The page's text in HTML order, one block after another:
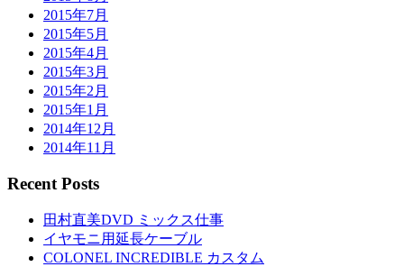
2015年7月
2015年5月
2015年4月
2015年3月
2015年2月
2015年1月
2014年12月
2014年11月
Recent Posts
田村直美DVD ミックス仕事
イヤモニ用延長ケーブル
COLONEL INCREDIBLE カスタム